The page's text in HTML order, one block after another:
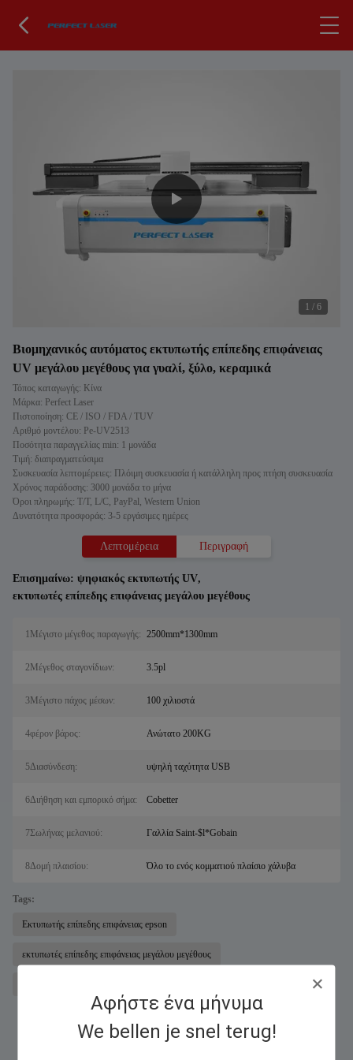
Αφήστε ένα μήνυμα
We bellen je snel terug!
1 / 6
Βιομηχανικός αυτόματος εκτυπωτής επίπεδης επιφάνειας
UV μεγάλου μεγέθους για γυαλί, ξύλο, κεραμικά
Τόπος καταγωγής: Κίνα
Μάρκα: Perfect Laser
Πιστοποίηση: CE / ISO / FDA / TUV
Αριθμό μοντέλου: Pe-UV2513
Ποσότητα παραγγελίας min: 1 μονάδα
Τιμή: διαπραγματεύσιμα
Συσκευασία λεπτομέρειες: Πλόιμη συσκευασία ή κατάλληλη προς πτήση συσκευασία
Χρόνος παράδοσης: 3000 μονάδα το μήνα
Όροι πληρωμής: T/T, L/C, PayPal, Western Union
Δυνατότητα προσφοράς: 3-5 εργάσιμες ημέρες
Λεπτομέρεια Περιγραφή
Επισημαίνω: ψηφιακός εκτυπωτής UV,
εκτυπωτές επίπεδης επιφάνειας μεγάλου μεγέθους
1Μέγιστο μέγεθος παραγωγής: 2500mm*1300mm
2Μέγεθος σταγονίδιων: 3.5pl
3Μέγιστο πάχος μέσων: 100 χιλιοστά
4φέρον βάρος: Ανώτατο 200KG
5Διασύνδεση: υψηλή ταχύτητα USB
6Διήθηση και εμπορικό σήμα: Cobetter
7Σωλήνας μελανιού: Γαλλία Saint-$l*Gobain
8Δομή πλαισίου: Όλο το ενός κομματιού πλαίσιο χάλυβα
Tags:
Εκτυπωτής επίπεδης επιφάνειας epson
εκτυπωτές επίπεδης επιφάνειας μεγάλου μεγέθους